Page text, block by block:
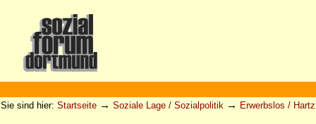
Werkzeuge
Sie sind hier: Startseite → Soziale Lage / Sozialpolitik → Erwerbslos /